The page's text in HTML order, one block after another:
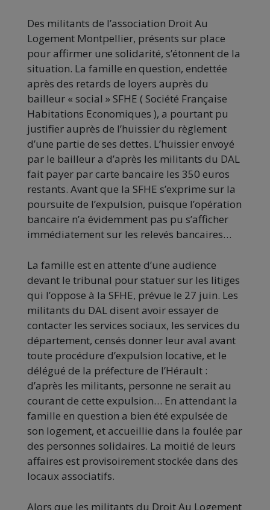
Des militants de l’association Droit Au
Logement Montpellier, présents sur place
pour affirmer une solidarité, s’étonnent de la
situation. La famille en question, endettée
après des retards de loyers auprès du
bailleur « social » SFHE ( Société Française
Habitations Economiques ), a pourtant pu
justifier auprès de l’huissier du règlement
d’une partie de ses dettes. L’huissier envoyé
par le bailleur a d’après les militants du DAL
fait payer par carte bancaire les 350 euros
restants. Avant que la SFHE s’exprime sur la
poursuite de l’expulsion, puisque l’opération
bancaire n’a évidemment pas pu s’afficher
immédiatement sur les relevés bancaires…
La famille est en attente d’une audience
devant le tribunal pour statuer sur les litiges
qui l’oppose à la SFHE, prévue le 27 juin. Les
militants du DAL disent avoir essayer de
contacter les services sociaux, les services du
département, censés donner leur aval avant
toute procédure d’expulsion locative, et le
délégué de la préfecture de l’Hérault :
d’après les militants, personne ne serait au
courant de cette expulsion… En attendant la
famille en question a bien été expulsée de
son logement, et accueillie dans la foulée par
des personnes solidaires. La moitié de leurs
affaires est provisoirement stockée dans des
locaux associatifs.
Alors que les militants du Droit Au Logement